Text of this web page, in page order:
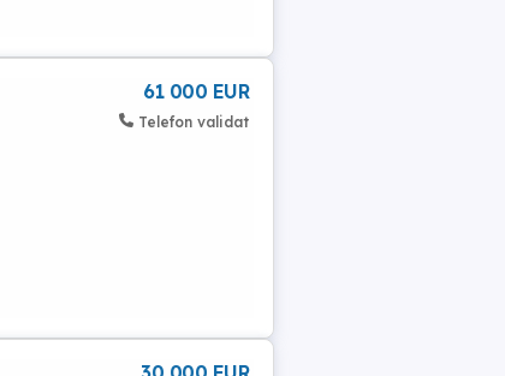
61 000 EUR
Telefon validat